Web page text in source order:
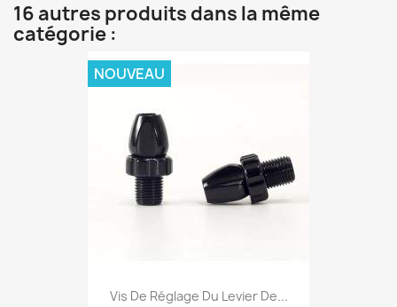
16 autres produits dans la même
catégorie :
Vis De Réglage Du Levier De...
NOUVEAU